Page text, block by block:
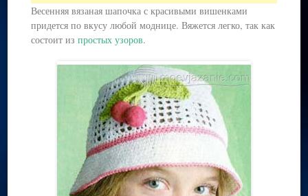
Весенняя вязаная шапочка с красивыми вишенками
придется по вкусу любой моднице. Вяжется легко, так как
состоит изпростых узоров.